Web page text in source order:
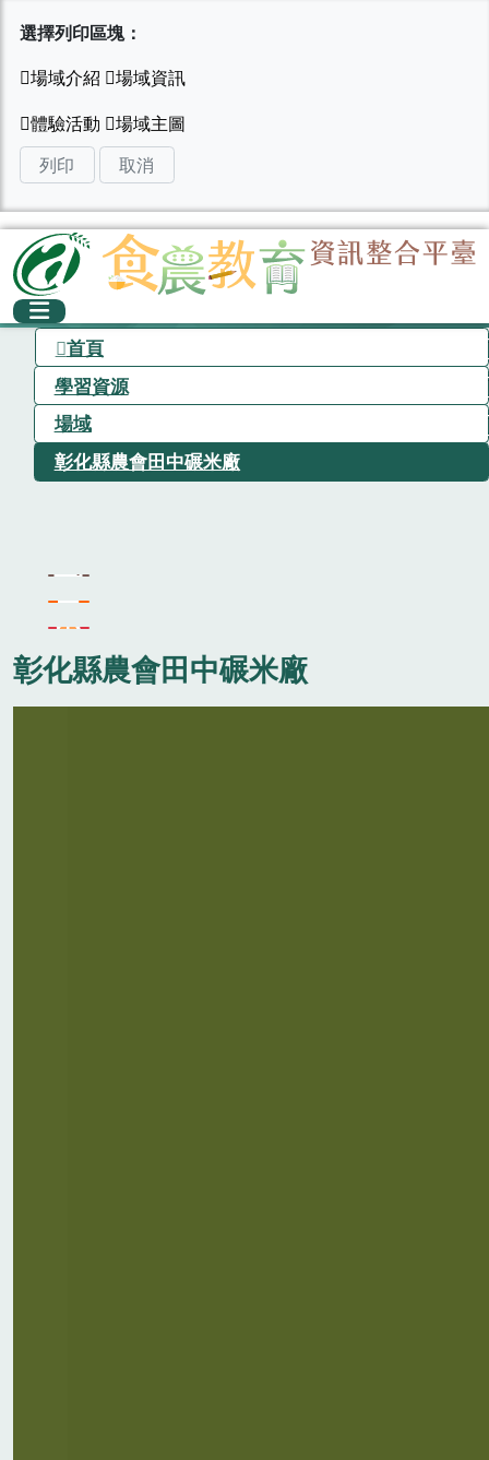
選擇列印區塊：
列印 取消
首頁
學習資源
場域
彰化縣農會田中碾米廠
彰化縣農會田中碾米廠